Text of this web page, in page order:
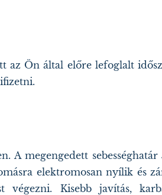
az Ön által előre lefoglalt
A megengedett
elektromosan nyílik és
Kisebb javítás,